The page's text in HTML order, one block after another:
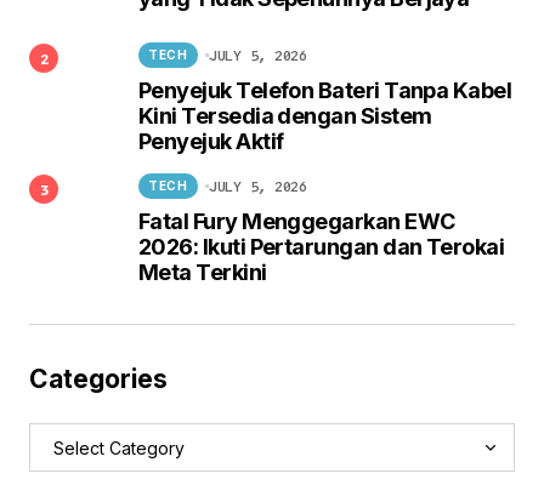
Penyejuk Telefon Bateri Tanpa Kabel
Kini Tersedia dengan Sistem
Penyejuk Aktif
TECH JULY 5, 2026
Fatal Fury Menggegarkan EWC
2026: Ikuti Pertarungan dan Terokai
Meta Terkini
TECH JULY 5, 2026
Categories